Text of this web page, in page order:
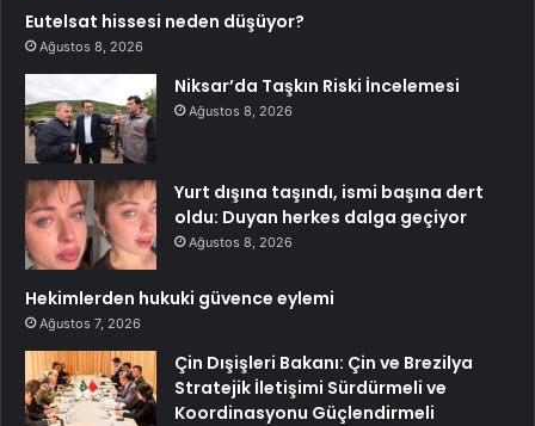
Eutelsat hissesi neden düşüyor?
Ağustos 8, 2026
Niksar’da Taşkın Riski İncelemesi
Ağustos 8, 2026
Yurt dışına taşındı, ismi başına dert
oldu: Duyan herkes dalga geçiyor
Ağustos 8, 2026
Hekimlerden hukuki güvence eylemi
Ağustos 7, 2026
Çin Dışişleri Bakanı: Çin ve Brezilya
Stratejik İletişimi Sürdürmeli ve
Koordinasyonu Güçlendirmeli